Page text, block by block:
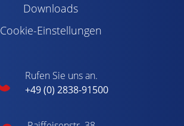
Downloads
Cookie-Einstellungen
Rufen Sie uns an.
+49 (0) 2838-91500